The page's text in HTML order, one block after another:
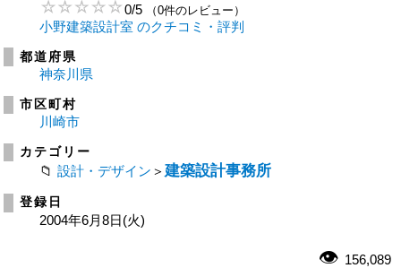
0/5 （0件のレビュー）
小野建築設計室 のクチコミ・評判
都道府県
神奈川県
市区町村
川崎市
カテゴリー
設計・デザイン ＞ 建築設計事務所
登録日
2004年6月8日(火)
156,089